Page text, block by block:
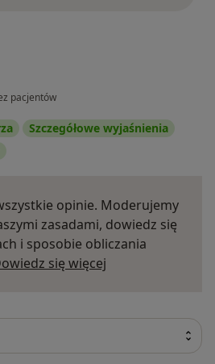
pacjentów
Szczegółowe wyjaśnienia
opinie. Moderujemy
zasadami, dowiedz się
i sposobie obliczania
się więcej